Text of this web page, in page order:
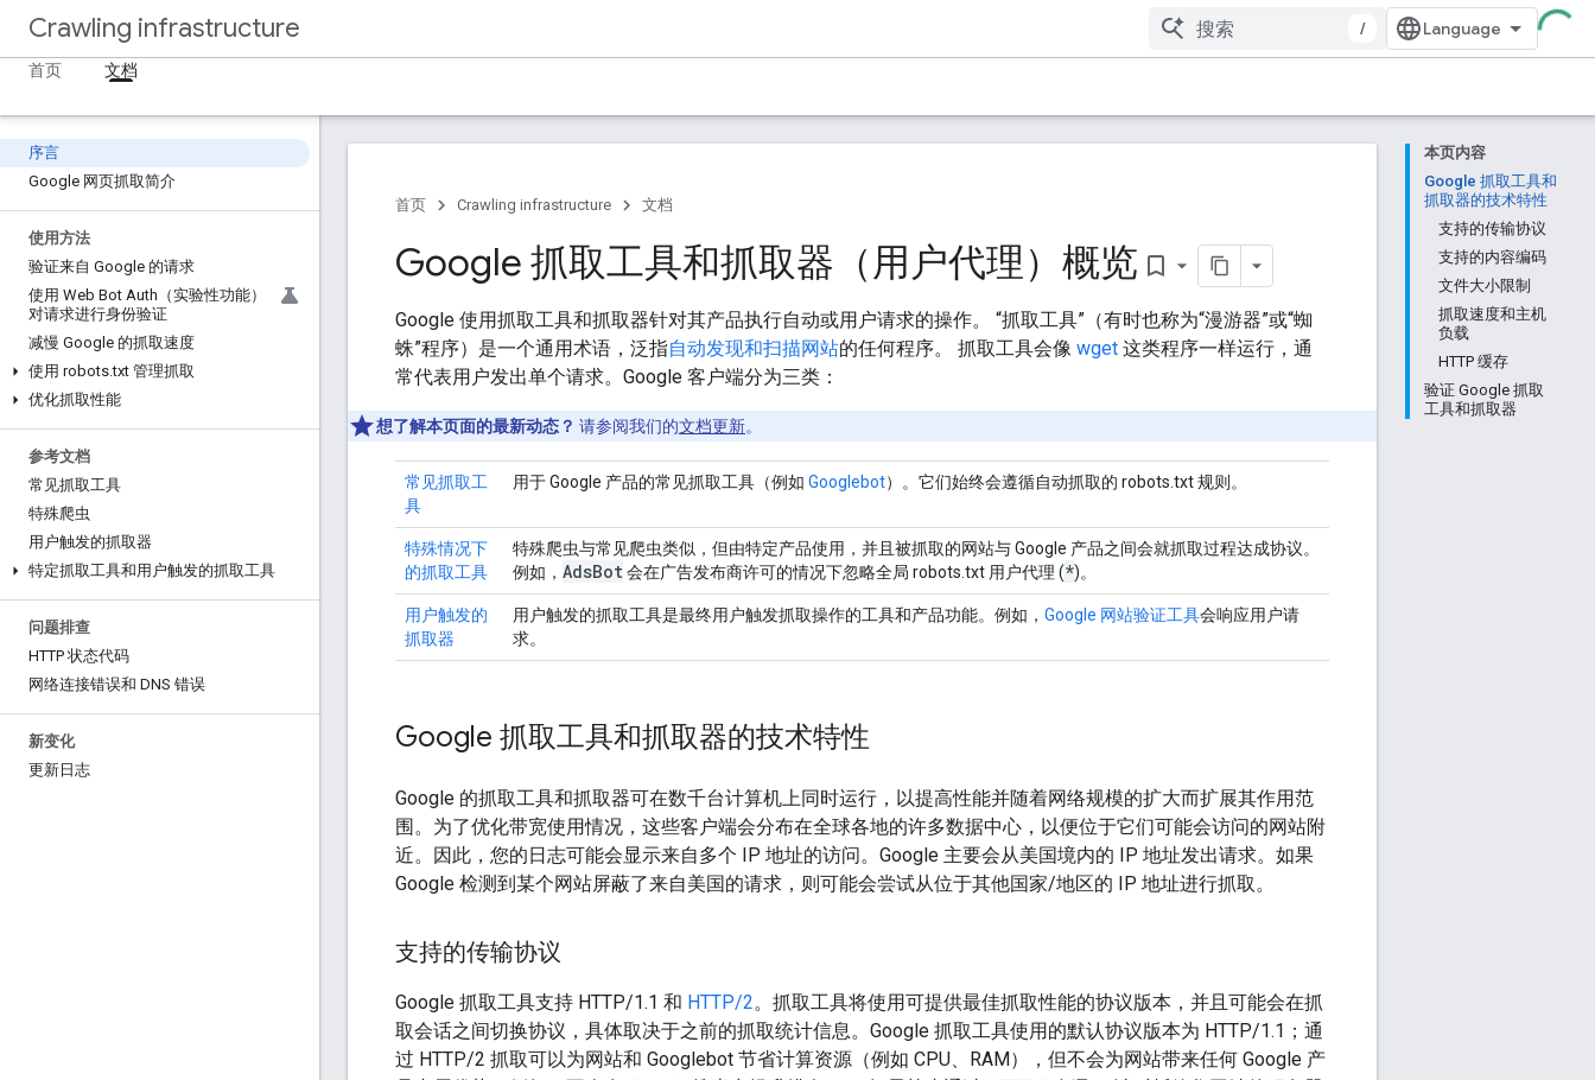
Crawling infrastructure
/
首页
文档
序言
Google 网页抓取简介
使用方法
验证来自 Google 的请求
使用 Web Bot Auth（实验性功能）
对请求进行身份验证
减慢 Google 的抓取速度
使用 robots.txt 管理抓取
优化抓取性能
参考文档
常见抓取工具
特殊爬虫
用户触发的抓取器
特定抓取工具和用户触发的抓取工具
问题排查
HTTP 状态代码
网络连接错误和 DNS 错误
新变化
更新日志
本页内容
Google 抓取工具和
抓取器的技术特性
支持的传输协议
支持的内容编码
文件大小限制
抓取速度和主机
负载
HTTP 缓存
验证 Google 抓取
工具和抓取器
首页 Crawling infrastructure 文档
Google 抓取工具和抓取器（用户代理）概览 bookmark_border
Google 使用抓取工具和抓取器针对其产品执行自动或用户请求的操作。 “抓取工具”（有时也称为“漫游器”或“蜘
蛛”程序）是一个通用术语，泛指自动发现和扫描网站的任何程序。 抓取工具会像 wget 这类程序一样运行，通
常代表用户发出单个请求。Google 客户端分为三类：
想了解本页面的最新动态？ 请参阅我们的文档更新。
常见抓取工
具
用于 Google 产品的常见抓取工具（例如 Googlebot）。它们始终会遵循自动抓取的 robots.txt 规则。
特殊情况下
的抓取工具
特殊爬虫与常见爬虫类似，但由特定产品使用，并且被抓取的网站与 Google 产品之间会就抓取过程达成协议。
例如， AdsBot会在广告发布商许可的情况下忽略全局 robots.txt 用户代理 (*)。
用户触发的
抓取器
用户触发的抓取工具是最终用户触发抓取操作的工具和产品功能。例如， Google 网站验证工具会响应用户请
求。
Google 抓取工具和抓取器的技术特性
Google 的抓取工具和抓取器可在数千台计算机上同时运行，以提高性能并随着网络规模的扩大而扩展其作用范
围。为了优化带宽使用情况，这些客户端会分布在全球各地的许多数据中心，以便位于它们可能会访问的网站附
近。因此，您的日志可能会显示来自多个 IP 地址的访问。Google 主要会从美国境内的 IP 地址发出请求。如果
Google 检测到某个网站屏蔽了来自美国的请求，则可能会尝试从位于其他国家/地区的 IP 地址进行抓取。
支持的传输协议
Google 抓取工具支持 HTTP/1.1 和 HTTP/2。抓取工具将使用可提供最佳抓取性能的协议版本，并且可能会在抓
取会话之间切换协议，具体取决于之前的抓取统计信息。Google 抓取工具使用的默认协议版本为 HTTP/1.1；通
过 HTTP/2 抓取可以为网站和 Googlebot 节省计算资源（例如 CPU、RAM），但不会为网站带来任何 Google 产